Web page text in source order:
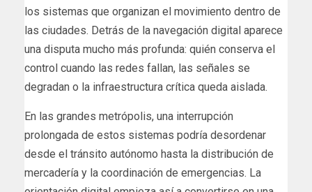
los sistemas que organizan el movimiento dentro de
las ciudades. Detrás de la navegación digital aparece
una disputa mucho más profunda: quién conserva el
control cuando las redes fallan, las señales se
degradan o la infraestructura crítica queda aislada.
En las grandes metrópolis, una interrupción
prolongada de estos sistemas podría desordenar
desde el tránsito autónomo hasta la distribución de
mercadería y la coordinación de emergencias. La